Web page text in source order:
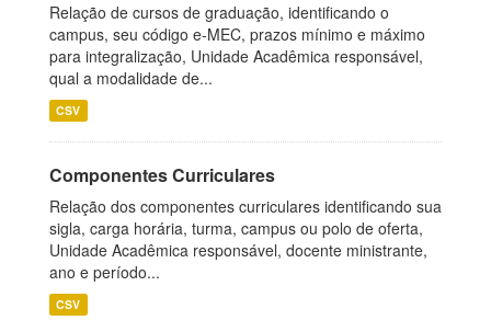
Relação de cursos de graduação, identificando o
campus, seu código e-MEC, prazos mínimo e máximo
para integralização, Unidade Acadêmica responsável,
qual a modalidade de...
CSV
Componentes Curriculares
Relação dos componentes curriculares identificando sua
sigla, carga horária, turma, campus ou polo de oferta,
Unidade Acadêmica responsável, docente ministrante,
ano e período...
CSV